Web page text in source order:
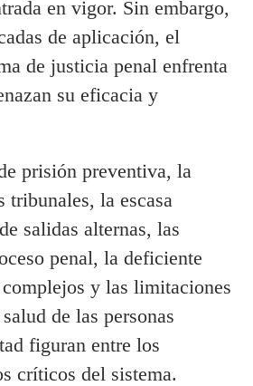
en vigor. Sin embargo,
de aplicación, el
de justicia penal enfrenta
su eficacia y
prisión preventiva, la
tribunales, la escasa
salidas alternas, las
penal, la deficiente
y las limitaciones
de las personas
figuran entre los
críticos del sistema.